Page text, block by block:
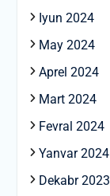
Iyun 2024
May 2024
Aprel 2024
Mart 2024
Fevral 2024
Yanvar 2024
Dekabr 2023